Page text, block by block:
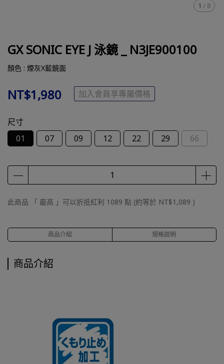
1 / 8
GX SONIC EYE J 泳鏡 _ N3JE900100
顏色 : 煙灰X藍鏡面
NT$1,980 加入會員享專屬價格
尺寸
01
07 09 12 22 29 66
此商品 「 最高 」可以折抵紅利 1089 點 (約等於 NT$1,089 )
商品介紹 規格說明
商品介紹